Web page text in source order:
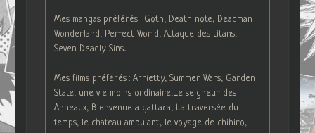
Mes mangas préférés : Goth, Death note, Deadman
Wonderland, Perfect World, Attaque des titans,
Seven Deadly Sins...
Mes films préférés : Arrietty, Summer Wars, Garden
State, une vie moins ordinaire,Le seigneur des
Anneaux, Bienvenue a gattaca, La traversée du
temps, le chateau ambulant, le voyage de chihiro,